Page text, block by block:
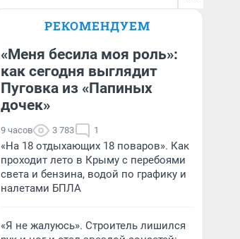
Анатолий Кузнецов
РЕКОМЕНДУЕМ
«Меня бесила моя роль»:
как сегодня выглядит
Пуговка из «Папиных
дочек»
9 часов 3 783 1
«На 18 отдыхающих 18 поваров». Как
проходит лето в Крыму с перебоями
света и бензина, водой по графику и
налетами БПЛА
«Я не жалуюсь». Строитель лишился